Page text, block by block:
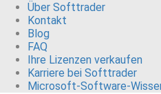
Über Softtrader
Kontakt
Blog
FAQ
Ihre Lizenzen verkaufen
Karriere bei Softtrader
Microsoft-Software-